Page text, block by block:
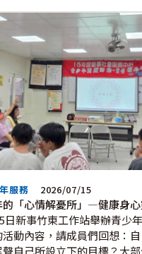
服務 2026/07/15
的「心情解憂所」—健康身
日新事竹東工作站舉辦青少
動內容，請成員們回想：